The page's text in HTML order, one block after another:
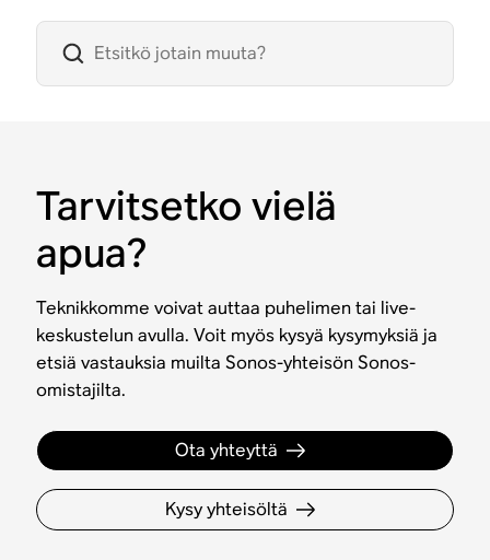
Tarvitsetko vielä
apua?
Teknikkomme voivat auttaa puhelimen tai live-
keskustelun avulla. Voit myös kysyä kysymyksiä ja
etsiä vastauksia muilta Sonos-yhteisön Sonos-
omistajilta.
Ota yhteyttä
Kysy yhteisöltä